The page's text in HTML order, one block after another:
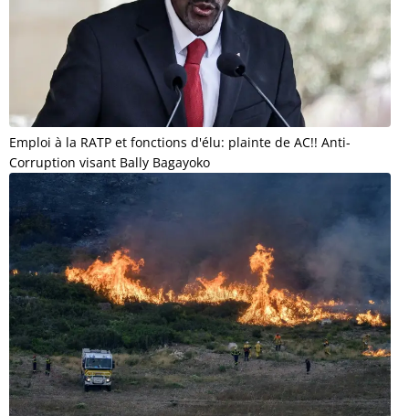
Emploi à la RATP et fonctions d'élu: plainte de AC!! Anti-
Corruption visant Bally Bagayoko